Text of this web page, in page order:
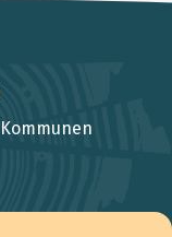
Kommunen